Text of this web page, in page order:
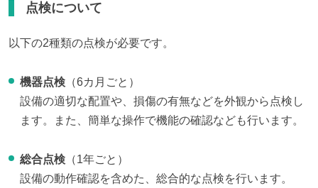
点検について
以下の2種類の点検が必要です。
機器点検 （6カ月ごと）
設備の適切な配置や、損傷の有無などを外観から点検し
ます。また、簡単な操作で機能の確認なども行います。
総合点検 （1年ごと）
設備の動作確認を含めた、総合的な点検を行います。